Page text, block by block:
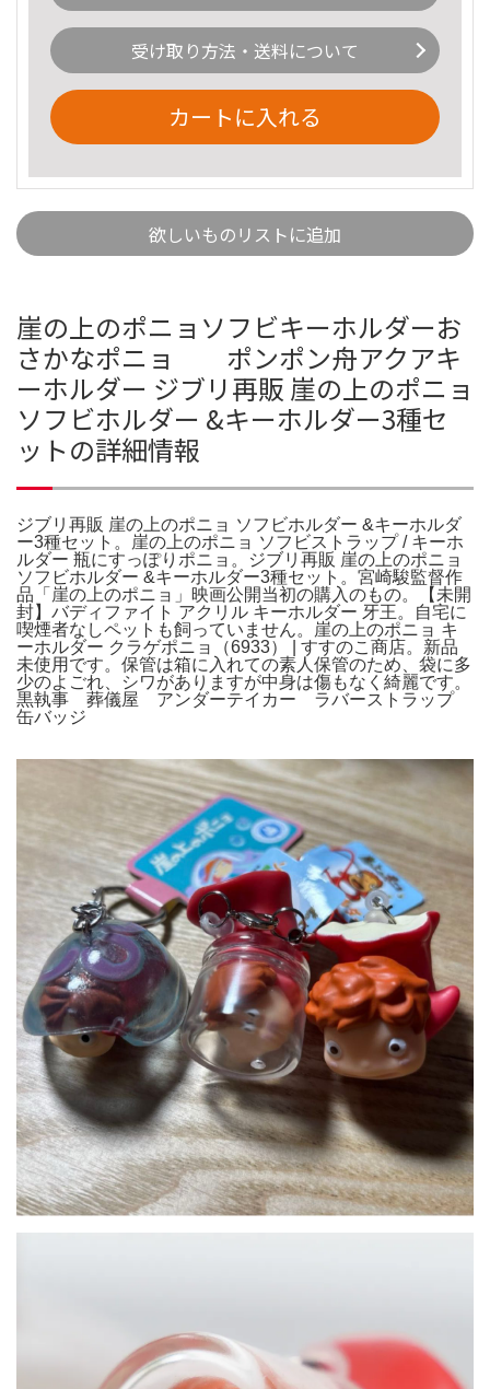
受け取り方法・送料について
カートに入れる
欲しいものリストに追加
崖の上のポニョソフビキーホルダーお
さかなポニョ ポンポン舟アクアキ
ーホルダー ジブリ再販 崖の上のポニョ
ソフビホルダー &キーホルダー3種セ
ットの詳細情報
ジブリ再販 崖の上のポニョ ソフビホルダー &キーホルダ
ー3種セット。崖の上のポニョ ソフビストラップ / キーホ
ルダー 瓶にすっぽりポニョ。ジブリ再販 崖の上のポニョ
ソフビホルダー &キーホルダー3種セット。宮崎駿監督作
品「崖の上のポニョ」映画公開当初の購入のもの。【未開
封】バディファイト アクリル キーホルダー 牙王。自宅に
喫煙者なしペットも飼っていません。崖の上のポニョ キ
ーホルダー クラゲポニョ（6933） | すすのこ商店。新品
未使用です。保管は箱に入れての素人保管のため、袋に多
少のよごれ、シワがありますが中身は傷もなく綺麗です。
黒執事 葬儀屋 アンダーテイカー ラバーストラップ
缶バッジ